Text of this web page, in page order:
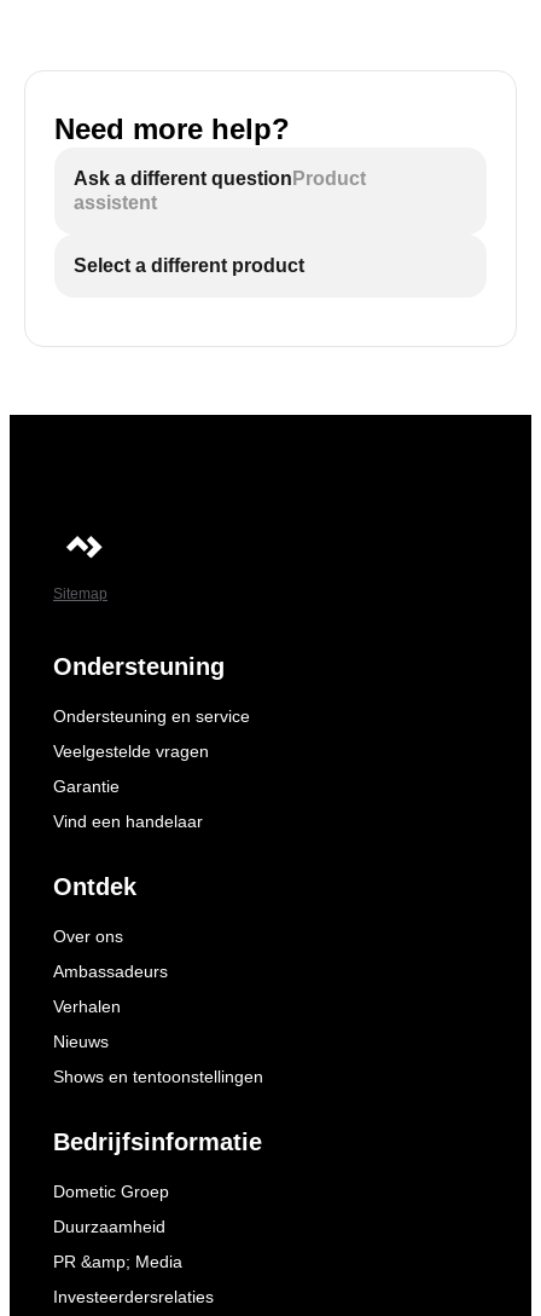
Need more help?
Ask a different question Product
assistent
Select a different product
Sitemap
Ondersteuning
Ondersteuning en service
Veelgestelde vragen
Garantie
Vind een handelaar
Ontdek
Over ons
Ambassadeurs
Verhalen
Nieuws
Shows en tentoonstellingen
Bedrijfsinformatie
Dometic Groep
Duurzaamheid
PR &amp; Media
Investeerdersrelaties